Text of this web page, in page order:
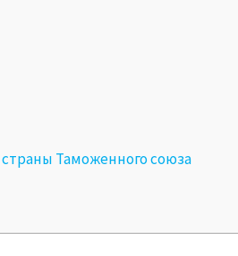
Таможенного союза